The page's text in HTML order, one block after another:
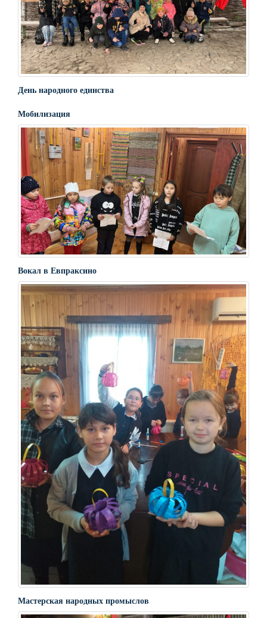
День народного единства
Мобилизация
Вокал в Евпраксино
Мастерская народных промыслов